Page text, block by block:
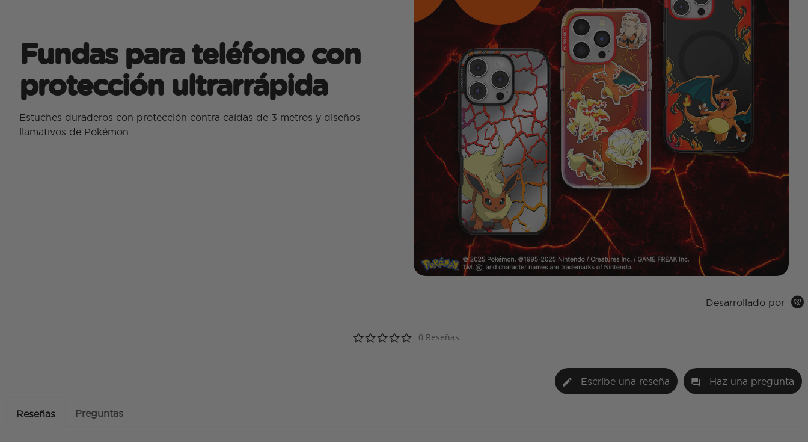
Fundas para teléfono con
protección ultrarrápida
Estuches duraderos con protección contra caídas de 3 metros y diseños
llamativos de Pokémon.
Desarrollado por
0.0 star rating
0 Reseñas
Escribe una reseña Haz una pregunta
Reseñas Preguntas